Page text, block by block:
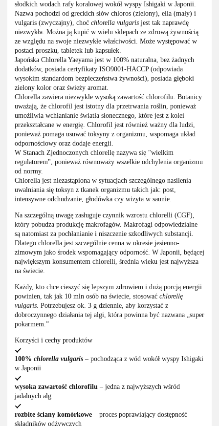
słodkich wodach rafy koralowej wokół wyspy Ishigaki w Japonii.
Nazwa pochodzi od greckich słów chloros (zielony), ella (mały) i
vulgaris (zwyczajny), choć chlorella vulgaris jest tak naprawdę
niezwykła. Można ją kupić w wielu sklepach ze zdrową żywnością
ze względu na swoje niezwykłe właściwości. Może występować w
postaci proszku, tabletek lub kapsułek.
Japońska Chlorella Yaeyama jest w 100% naturalna, bez żadnych
dodatków, posiada certyfikaty ISO9001-HACCP (odpowiada
wysokim standardom bezpieczeństwa żywności), posiada głęboki
zielony kolor oraz świeży aromat.
Chlorella zawiera niezwykle wysoką zawartość chlorofilu. Botanicy
uważają, że chlorofil jest istotny dla przetrwania roślin, ponieważ
umożliwia wchłanianie światła słonecznego, które jest z kolei
przekształcane w energię. Chlorofil jest również ważny dla ludzi,
ponieważ pomaga usuwać toksyny z organizmu, wspomaga układ
odpornościowy oraz dodaje energii.
W Stanach Zjednoczonych chlorellę nazywa się "wielkim
regulatorem", ponieważ równoważy wszelkie odchylenia organizmu
od normy.
Chlorella jest niezastąpiona w sytuacjach szczególnego nasilenia
uwalniania się toksyn z tkanek organizmu takich jak: post,
intensywne odchudzanie, głodówka czy wizyta w saunie.
Na szczególną uwagę zasługuje czynnik wzrostu chlorelli (CGF),
który pobudza produkcję makrofagów. Makrofagi odpowiedzialne
są natomiast za pochłanianie i niszczenie szkodliwych substancji.
Dlatego chlorella jest szczególnie cenna w okresie jesienno-
zimowym jako środek wspomagający odporność. W Japonii, będącej
największym konsumentem chlorelli, średnia wieku jest najwyższa
na świecie.
Każdy, kto chce cieszyć się lepszym zdrowiem i dużą porcją energii
powinien, tak jak 10 mln osób na świecie, stosować chlorellę
vulgaris. Potrzebujesz ok. 3 g dziennie, aby korzystać z
dobroczynnego działania tej algi, która powinna być nazwana „super
pokarmem.”
Korzyści i cechy produktów
100% chlorella vulgaris – pochodząca z wód wokół wyspy Ishigaki
w Japonii
wysoka zawartość chlorofilu – jedna z najwyższych wśród
jadalnych alg
rozbite ściany komórkowe – proces poprawiający dostępność
składników odżywczych